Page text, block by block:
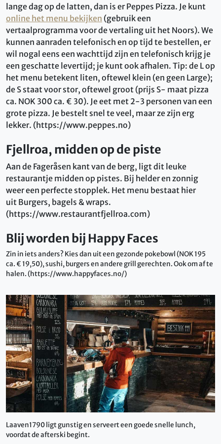
lange dag op de latten, dan is er Peppes Pizza. Je kunt
online het menu bekijken (gebruik een
vertaalprogramma voor de vertaling uit het Noors). We
kunnen aanraden telefonisch en op tijd te bestellen, er
wil nogal eens een wachttijd zijn en telefonisch krijg je
een geschatte levertijd; je kunt ook afhalen. Tip: de L op
het menu betekent liten, oftewel klein (en geen Large);
de S staat voor stor, oftewel groot (prijs S- maat pizza
ca. NOK 300 ca. € 30). Je eet met 2-3 personen van een
grote pizza. Je bestelt snel te veel, maar ze zijn erg
lekker. (https://www.peppes.no)
Fjellroa, midden op de piste
Aan de Fageråsen kant van de berg, ligt dit leuke
restaurantje midden op pistes. Bij helder en zonnig
weer een perfecte stopplek. Het menu bestaat hier
uit Burgers, bagels & wraps.
(https://www.restaurantfjellroa.com)
Blij worden bij Happy Faces
Zin in iets anders? Kies dan uit een gezonde pokebowl (NOK 195
ca. € 19,50), sushi, burgers en andere grill gerechten. Ook om af te
halen. (https://www.happyfaces.no/)
Laaven1790 ligt gunstig en serveert een goede snelle lunch,
voordat de afterski begint.